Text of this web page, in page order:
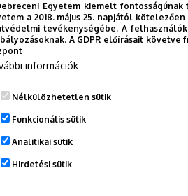
2026. 05. 12-igeredetiben,
elfogadni.
nyomtatványok
Sportszakmai gyakorlat
Sportszakmai gyakorlat teljesítése
Egyetem kiemelt
a 2018. május 25. napjától
tevékenységébe. A
A GDPR előírásait
információk
Nélkülözhetetlen sütik
Funkcionális sütik
Analitikai sütik
Hirdetési sütik